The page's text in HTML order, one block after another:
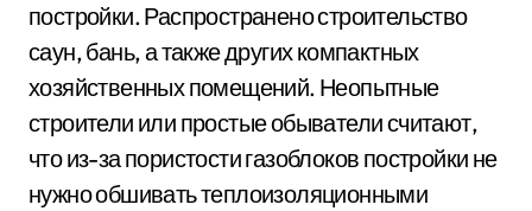
постройки. Распространено строительство
саун, бань, а также других компактных
хозяйственных помещений. Неопытные
строители или простые обыватели считают,
что из-за пористости газоблоков постройки не
нужно обшивать теплоизоляционными